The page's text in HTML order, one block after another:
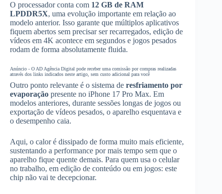
O processador conta com 12 GB de RAM
LPDDR5X, uma evolução importante em relação ao
modelo anterior. Isso garante que múltiplos aplicativos
fiquem abertos sem precisar ser recarregados, edição de
vídeos em 4K acontece em segundos e jogos pesados
rodam de forma absolutamente fluida.
Anúncio - O AD Agência Digital pode receber uma comissão por compras realizadas
através dos links indicados neste artigo, sem custo adicional para você
Outro ponto relevante é o sistema de resfriamento por
evaporação presente no iPhone 17 Pro Max. Em
modelos anteriores, durante sessões longas de jogos ou
exportação de vídeos pesados, o aparelho esquentava e
o desempenho caia.
Aqui, o calor é dissipado de forma muito mais eficiente,
sustentando a performance por mais tempo sem que o
aparelho fique quente demais. Para quem usa o celular
no trabalho, em edição de conteúdo ou em jogos: este
chip não vai te decepcionar.